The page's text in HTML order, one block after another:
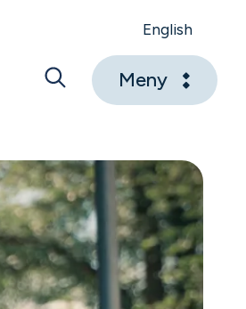
English
Meny